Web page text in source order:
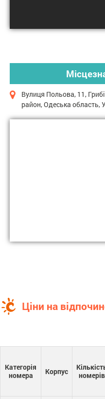
Вулиця Польова, 11,
район, Одеська область,
Ціни на
Категорія
номера
Корпус
номерів